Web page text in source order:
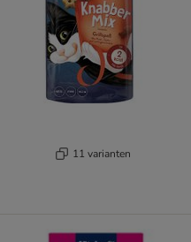
11 varianten